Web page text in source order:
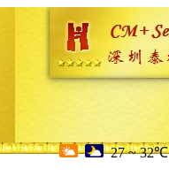
27 ~ 32℃